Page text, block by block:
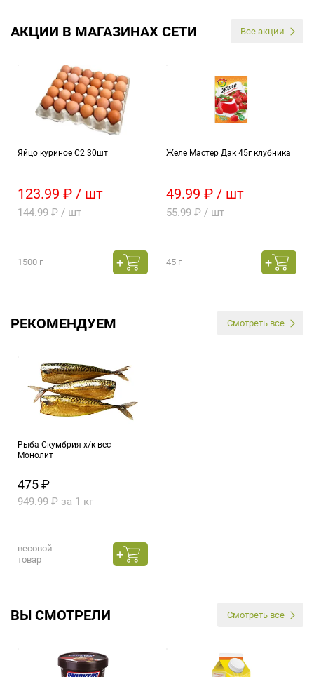
АКЦИИ В МАГАЗИНАХ СЕТИ Все акции
Яйцо куриное С2 30шт
123.99 ₽ / шт
144.99 ₽ / шт
1500 г
Желе Мастер Дак 45г клубника
49.99 ₽ / шт
55.99 ₽ / шт
45 г
РЕКОМЕНДУЕМ Смотреть все
Рыба Скумбрия х/к вес
Монолит
475 ₽
949.99 ₽ за 1 кг
весовой
товар
ВЫ СМОТРЕЛИ Смотреть все